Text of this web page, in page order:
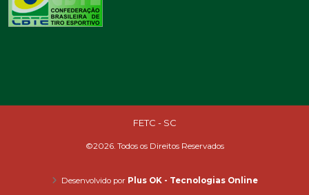
FETC - SC
©2026. Todos os Direitos Reservados
Desenvolvido por Plus OK - Tecnologias Online